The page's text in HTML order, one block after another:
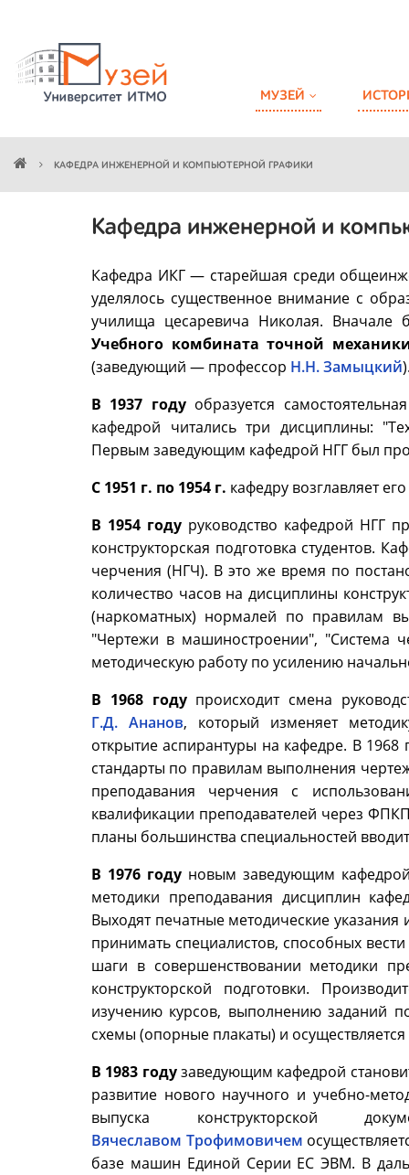
МУЗЕЙ
КАФЕДРА ИНЖЕНЕРНОЙ И КОМПЬЮТЕРНОЙ ГРАФИКИ
Кафедра инженерной и
Кафедра ИКГ — старейшая среди
уделялось существенное внимание с
училища цесаревича Николая. Вначале
Учебного комбината точной
(заведующий — профессор Н.Н. Замыцкий
В 1937 годуобразуется
кафедрой читались три дисциплины:
Первым заведующим кафедрой НГГ был
С 1951 г. по 1954 г. кафедру возглавляет
В 1954 годуруководство кафедрой НГГ
конструкторская подготовка студентов.
черчения (НГЧ). В это же время по
количество часов на дисциплины
(наркоматных) нормалей по правилам
"Чертежи в машиностроении", "Система
методическую работу по усилению
В 1968 годупроисходит смена
Г.Д. Ананов, который изменяет
открытие аспирантуры на кафедре. В
стандарты по правилам выполнения
преподавания черчения с
квалификации преподавателей через
планы большинства специальностей
В 1976 годуновым заведующим
методики преподавания дисциплин
Выходят печатные методические
принимать специалистов, способных
шаги в совершенствовании методики
конструкторской подготовки.
изучению курсов, выполнению заданий
схемы (опорные плакаты) и
В 1983 годузаведующим кафедрой
развитие нового научного и учебно-
выпуска
Вячеславом Трофимовичем
базе машин Единой Серии ЕС ЭВМ. В